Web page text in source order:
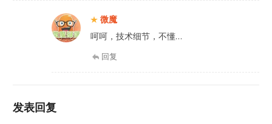
微魔
呵呵，技术细节，不懂…
回复
发表回复